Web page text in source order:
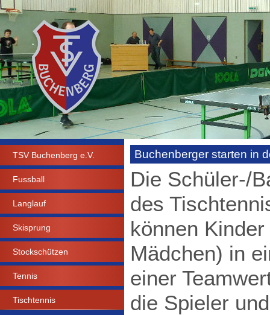
TSV Buchenberg e.V.
Fussball
Langlauf
Skisprung
Stockschützen
Tennis
Tischtennis
Buchenberger starten in
Die Schüler-/
des
können
Mädchen) in
einer
die Spieler